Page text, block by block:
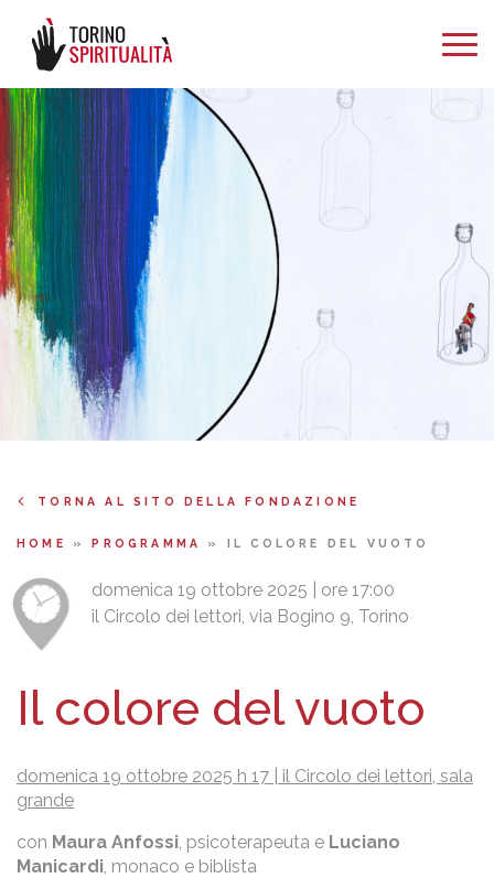
TORNA AL SITO DELLA FONDAZIONE
HOME »PROGRAMMA » IL COLORE DEL VUOTO
domenica 19 ottobre 2025 | ore 17:00
il Circolo dei lettori, via Bogino 9, Torino
Il colore del vuoto
domenica 19 ottobre 2025 h 17 | il Circolo dei lettori, sala
grande
con Maura Anfossi , psicoterapeuta e Luciano
Manicardi , monaco e biblista